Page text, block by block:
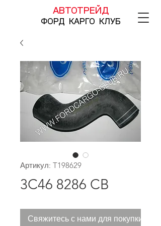
АВТОТРЕЙД
ФОРД КАРГО КЛУБ
Артикул: T198629
3C46 8286 CB
Свяжитесь с нами для покупки